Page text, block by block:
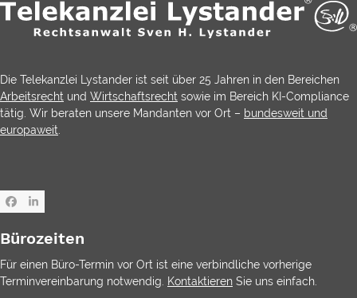
Die Telekanzlei Lystander ist seit über 25 Jahren in den Bereichen
Arbeitsrecht und Wirtschaftsrecht sowie im Bereich KI-Compliance
tätig. Wir beraten unsere Mandanten vor Ort – bundesweit und
europaweit
Facebook
LinkedIn
Bürozeiten
Für einen Büro-Termin vor Ort ist eine verbindliche vorherige
Terminvereinbarung notwendig.
Kontaktieren Sie uns einfach.